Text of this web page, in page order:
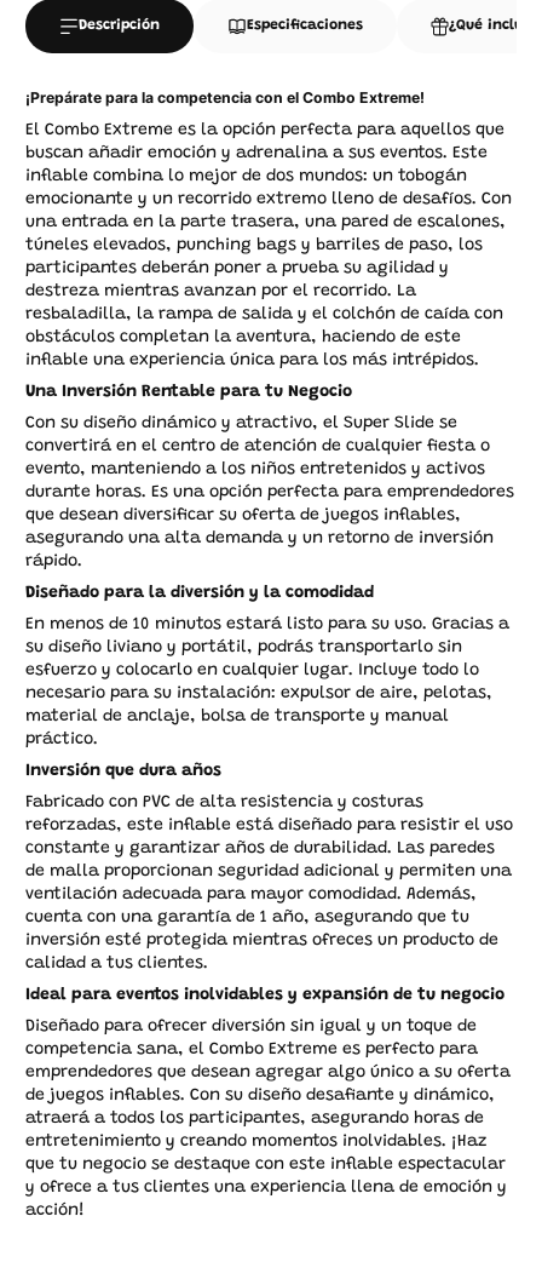
Descripción Especificaciones ¿Qué
¡Prepárate para la competencia con el Combo Extreme!
El Combo Extreme es la opción perfecta para aquellos que
buscan añadir emoción y adrenalina a sus eventos. Este
inflable combina lo mejor de dos mundos: un tobogán
emocionante y un recorrido extremo lleno de desafíos. Con
una entrada en la parte trasera, una pared de escalones,
túneles elevados, punching bags y barriles de paso, los
participantes deberán poner a prueba su agilidad y
destreza mientras avanzan por el recorrido. La
resbaladilla, la rampa de salida y el colchón de caída con
obstáculos completan la aventura, haciendo de este
inflable una experiencia única para los más intrépidos.
Una Inversión Rentable para tu Negocio
Con su diseño dinámico y atractivo, el Super Slide se
convertirá en el centro de atención de cualquier fiesta o
evento, manteniendo a los niños entretenidos y activos
durante horas. Es una opción perfecta para emprendedores
que desean diversificar su oferta de juegos inflables,
asegurando una alta demanda y un retorno de inversión
rápido.
Diseñado para la diversión y la comodidad
En menos de 10 minutos estará listo para su uso. Gracias a
su diseño liviano y portátil, podrás transportarlo sin
esfuerzo y colocarlo en cualquier lugar. Incluye todo lo
necesario para su instalación: expulsor de aire, pelotas,
material de anclaje, bolsa de transporte y manual
práctico.
Inversión que dura años
Fabricado con PVC de alta resistencia y costuras
reforzadas, este inflable está diseñado para resistir el uso
constante y garantizar años de durabilidad. Las paredes
de malla proporcionan seguridad adicional y permiten una
ventilación adecuada para mayor comodidad. Además,
cuenta con una garantía de 1 año, asegurando que tu
inversión esté protegida mientras ofreces un producto de
calidad a tus clientes.
Ideal para eventos inolvidables y expansión de tu negocio
Diseñado para ofrecer diversión sin igual y un toque de
competencia sana, el Combo Extreme es perfecto para
emprendedores que desean agregar algo único a su oferta
de juegos inflables. Con su diseño desafiante y dinámico,
atraerá a todos los participantes, asegurando horas de
entretenimiento y creando momentos inolvidables. ¡Haz
que tu negocio se destaque con este inflable espectacular
y ofrece a tus clientes una experiencia llena de emoción y
acción!